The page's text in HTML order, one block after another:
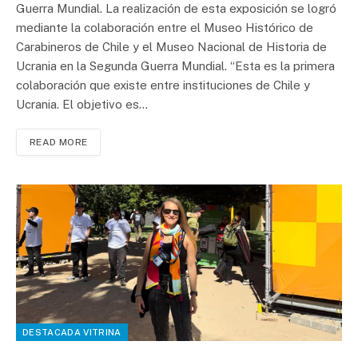
Guerra Mundial. La realización de esta exposición se logró
mediante la colaboración entre el Museo Histórico de
Carabineros de Chile y el Museo Nacional de Historia de
Ucrania en la Segunda Guerra Mundial. “Esta es la primera
colaboración que existe entre instituciones de Chile y
Ucrania. El objetivo es…
READ MORE
DESTACADA VITRINA